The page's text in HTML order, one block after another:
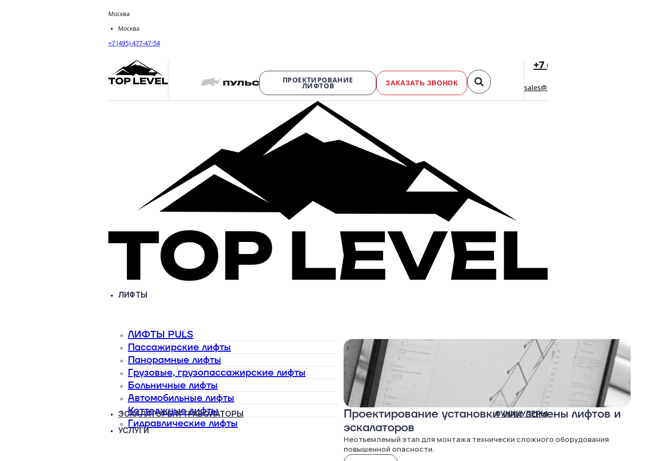
Москва
Москва
+7 (495) 477-47-54
+7 (495) 477-
sales@toplevellift.ru
ПРОЕКТИРОВАНИЕ
ЛИФТОВ ЗАКАЗАТЬ ЗВОНОК
ЛИФТЫ
Проектирование установки или замены лифтов и
эскалаторов
Неотъемлемый этап для монтажа технически сложного оборудования
повышенной опасности.
ЛИФТЫ PULS
Пассажирские лифты
Панорамные лифты
Грузовые, грузопассажирские лифты
Больничные лифты
Автомобильные лифты
Коттеджные лифты
Гидравлические лифты
ЭСКАЛАТОРЫ И ТРАВОЛАТОРЫ
ФУНИКУЛЕРЫ
УСЛУГИ